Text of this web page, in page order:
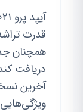
همچنان